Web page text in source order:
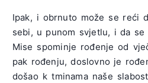
Ipak, i obrnuto može se reći
sebi, u punom svjetlu, i da se
Mise spominje rođenje od
pak rođenju, doslovno je
došao k tminama naše